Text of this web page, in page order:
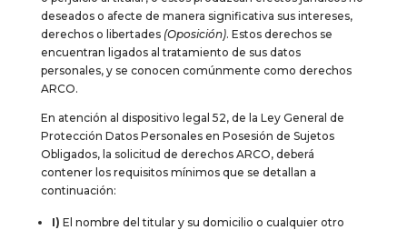
deseados o afecte de manera significativa sus intereses,
derechos o libertades (Oposición). Estos derechos se
encuentran ligados al tratamiento de sus datos
personales, y se conocen comúnmente como derechos
ARCO.
En atención al dispositivo legal 52, de la Ley General de
Protección Datos Personales en Posesión de Sujetos
Obligados, la solicitud de derechos ARCO, deberá
contener los requisitos mínimos que se detallan a
continuación:
I) El nombre del titular y su domicilio o cualquier otro